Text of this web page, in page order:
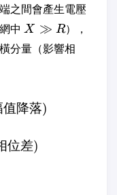
之間會產生電壓
中 X
\gg
R
X ≫ R），
分量（影響相
U \approx
值降落)
U \approx
位差)